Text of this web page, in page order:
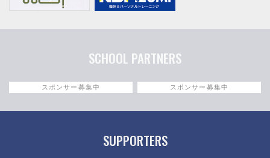
SCHOOL PARTNERS
スポンサー募集中 スポンサー募集中
SUPPORTERS